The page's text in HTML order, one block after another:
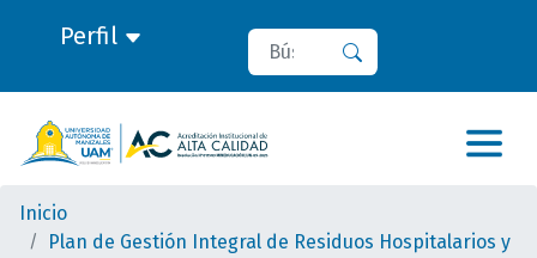
Perfil Buscar
Inicio
Plan de Gestión Integral de Residuos Hospitalarios y